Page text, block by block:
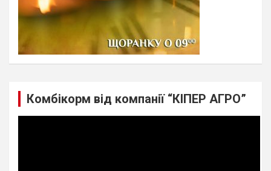
Комбікорм від компанії “КІПЕР АГРО”